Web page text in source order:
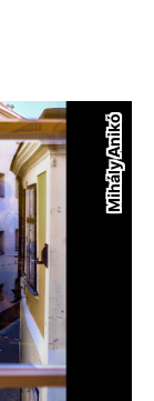
Mihály Anikó